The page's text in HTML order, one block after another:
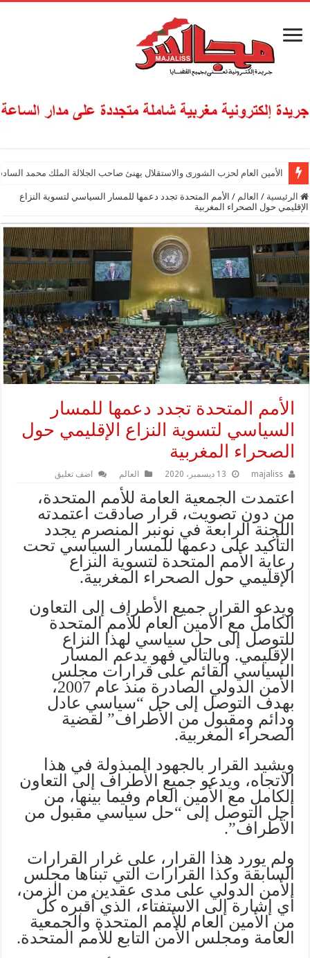
الأمين العام لحزب الشورى والاستقلال يهنئ صاحب الجلالة الملك محمد
الرئيسية / العالم / الأمم المتحدة تجدد دعمها للمسار السياسي لتسوية النزاع
الإقليمي حول الصحراء المغربية
الأمم المتحدة تجدد دعمها للمسار
السياسي لتسوية النزاع الإقليمي حول
الصحراء المغربية
majaliss 13 ديسمبر، 2020 العالم اضف تعليق
اعتمدت الجمعية العامة للأمم المتحدة،
من دون تصويت، قرار صادقت اعتمدته
اللجنة الرابعة في نونبر المنصرم يجدد
التأكيد على دعمها للمسار السياسي تحت
رعاية الأمم المتحدة لتسوية النزاع
الإقليمي حول الصحراء المغربية.
ويدعو القرار جميع الأطراف إلى التعاون
الكامل مع الأمين العام للأمم المتحدة
للتوصل إلى حل سياسي لهذا النزاع
الإقليمي. وبالتالي فهو يدعم المسار
السياسي القائم على قرارات مجلس
الأمن الدولي الصادرة منذ عام 2007،
بهدف التوصل إلى حل “سياسي عادل
ودائم ومقبول من الأطراف” لقضية
الصحراء المغربية.
ويشيد القرار بالجهود المبذولة في هذا
الاتجاه، ويدعو جميع الأطراف إلى التعاون
الكامل مع الأمين العام وفيما بينها، من
أجل التوصل إلى “حل سياسي مقبول من
الأطراف”.
ولم يورد هذا القرار، على غرار القرارات
السابقة وكذا القرارات التي تبناها مجلس
الأمن الدولي على مدى عقدين من الزمن،
أي إشارة إلى الاستفتاء، الذي أقبره كل
من الأمين العام للأمم المتحدة والجمعية
العامة ومجلس الأمن التابع للأمم المتحدة.